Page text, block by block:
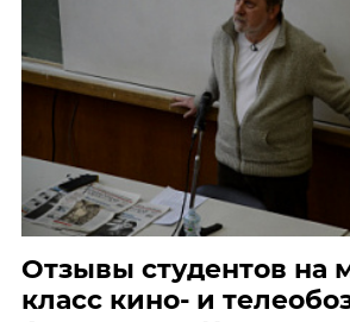
Отзывы студентов на
класс кино- и